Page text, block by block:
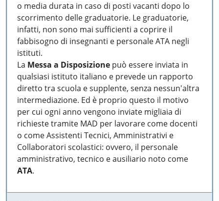
o media durata in caso di posti vacanti dopo lo
scorrimento delle graduatorie. Le graduatorie,
infatti, non sono mai sufficienti a coprire il
fabbisogno di insegnanti e personale ATA negli
istituti.
La Messa a Disposizione può essere inviata in
qualsiasi istituto italiano e prevede un rapporto
diretto tra scuola e supplente, senza nessun'altra
intermediazione. Ed è proprio questo il motivo
per cui ogni anno vengono inviate migliaia di
richieste tramite MAD per lavorare come docenti
o come Assistenti Tecnici, Amministrativi e
Collaboratori scolastici: ovvero, il personale
amministrativo, tecnico e ausiliario noto come
ATA.